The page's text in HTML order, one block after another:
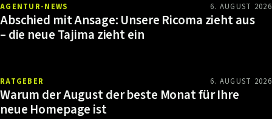
AGENTUR-NEWS 6. AUGUST 2026
Abschied mit Ansage: Unsere Ricoma zieht aus
– die neue Tajima zieht ein
RATGEBER 6. AUGUST 2026
Warum der August der beste Monat für Ihre
neue Homepage ist